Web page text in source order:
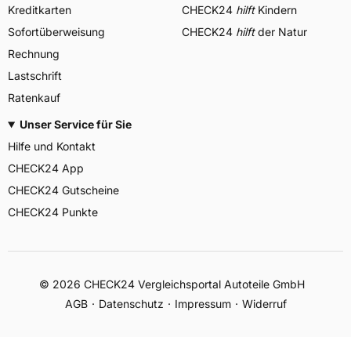
Kreditkarten
Sofortüberweisung
Rechnung
Lastschrift
Ratenkauf
CHECK24 hilftKindern
CHECK24 hilftder Natur
Unser Service für Sie
Hilfe und Kontakt
CHECK24 App
CHECK24 Gutscheine
CHECK24 Punkte
© 2026 CHECK24 Vergleichsportal Autoteile GmbH
AGB
Datenschutz Impressum Widerruf